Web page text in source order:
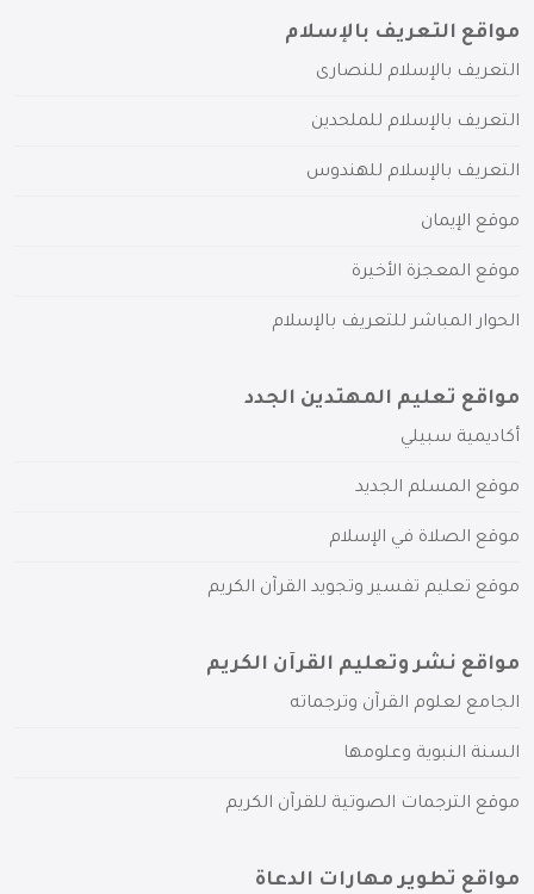
مواقع التعريف بالإسلام
التعريف بالإسلام للنصارى
التعريف بالإسلام للملحدين
التعريف بالإسلام للهندوس
موقع الإيمان
موقع المعجزة الأخيرة
الحوار المباشر للتعريف بالإسلام
مواقع تعليم المهتدين الجدد
أكاديمية سبيلي
موقع المسلم الجديد
موقع الصلاة في الإسلام
موقع تعليم تفسير وتجويد القرآن الكريم
مواقع نشر وتعليم القرآن الكريم
الجامع لعلوم القرآن وترجماته
السنة النبوية وعلومها
موقع الترجمات الصوتية للقرآن الكريم
مواقع تطوير مهارات الدعاة